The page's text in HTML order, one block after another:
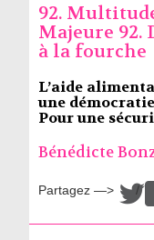
92.
Majeure 92.
à la fourche
L’aide
une
Pour une
Bénédicte
Partagez —> /